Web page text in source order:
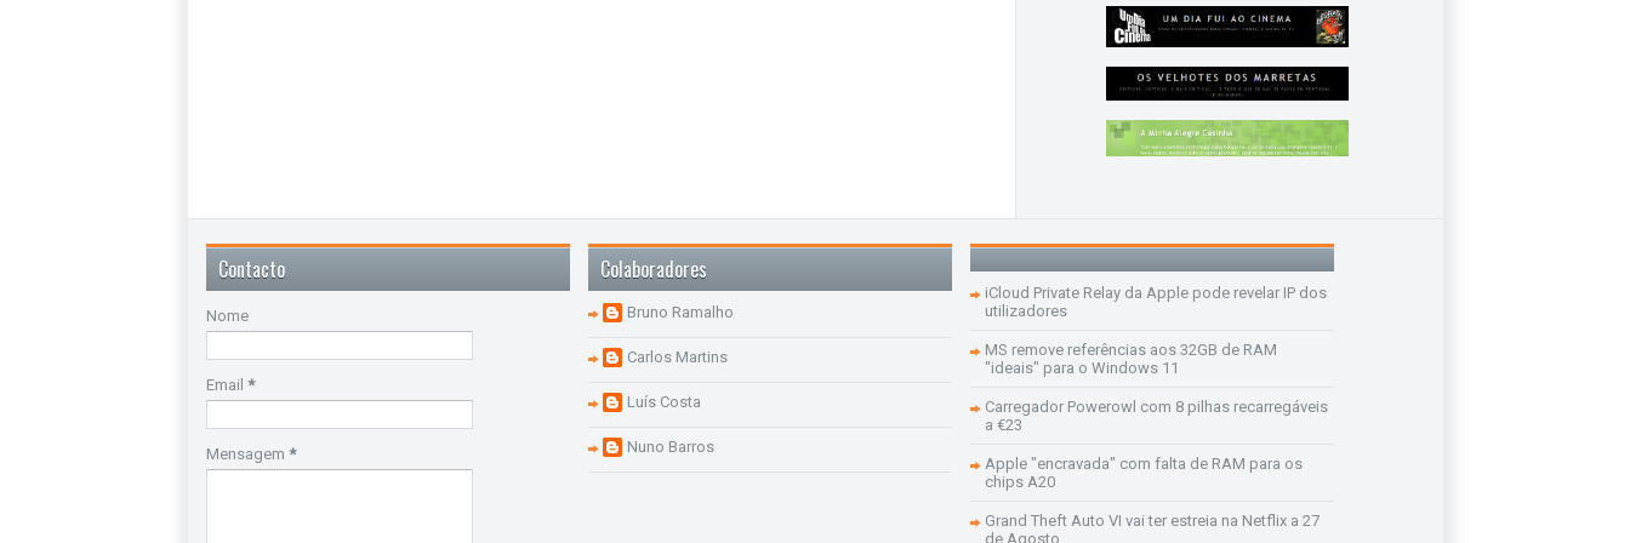
Contacto
Nome
Email *
Mensagem *
Colaboradores
Bruno Ramalho
Carlos Martins
Luís Costa
Nuno Barros
iCloud Private Relay da Apple pode revelar IP dos
utilizadores
MS remove referências aos 32GB de RAM
"ideais" para o Windows 11
Carregador Powerowl com 8 pilhas recarregáveis
a €23
Apple "encravada" com falta de RAM para os
chips A20
Grand Theft Auto VI vai ter estreia na Netflix a 27
de Agosto